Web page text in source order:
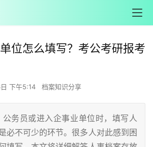
位怎么填写？考公考研报考
下午5:14 档案知识分享
务员或进入企事业单位时，填写人
必不可少的环节。很多人对此感到困